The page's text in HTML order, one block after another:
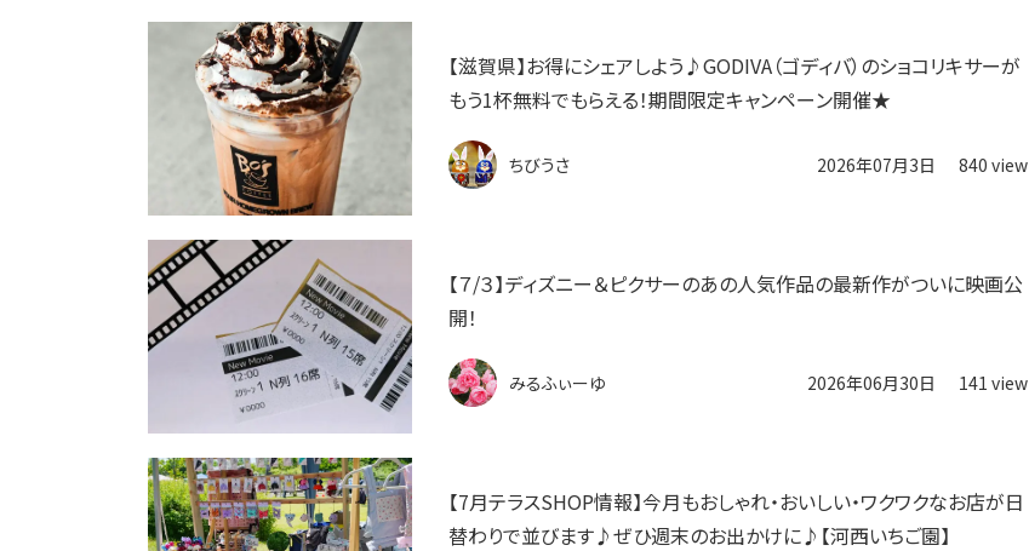
【滋賀県】お得にシェアしよう♪GODIVA（ゴディバ）のショコリキサーが
もう1杯無料でもらえる！期間限定キャンペーン開催★
ちびうさ 2026年07月3日 840 view
【７/３】ディズニー＆ピクサーのあの人気作品の最新作がついに映画公
開！
みるふぃーゆ 2026年06月30日 141 view
【7月テラスSHOP情報】今月もおしゃれ・おいしい・ワクワクなお店が日
替わりで並びます♪ぜひ週末のお出かけに♪【河西いちご園】